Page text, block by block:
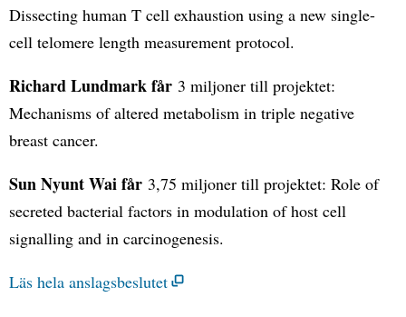
Dissecting human T cell exhaustion using a new single-
cell telomere length measurement protocol.
Richard Lundmark får 3 miljoner till projektet:
Mechanisms of altered metabolism in triple negative
breast cancer.
Sun Nyunt Wai får 3,75 miljoner till projektet: Role of
secreted bacterial factors in modulation of host cell
signalling and in carcinogenesis.
Läs hela anslagsbeslutet